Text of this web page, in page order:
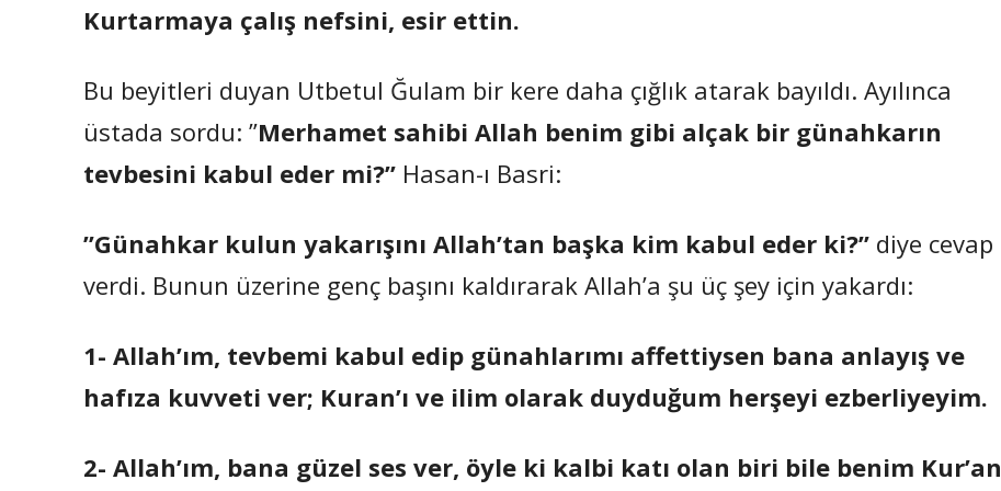
Kurtarmaya çalış nefsini, esir ettin.
Bu beyitleri duyan Utbetul Ğulam bir kere daha çığlık atarak bayıldı. Ayılınca
üstada sordu: ”Merhamet sahibi Allah benim gibi alçak bir günahkarın
tevbesini kabul eder mi?” Hasan-ı Basri:
”Günahkar kulun yakarışını Allah’tan başka kim kabul eder ki?” diye cevap
verdi. Bunun üzerine genç başını kaldırarak Allah’a şu üç şey için yakardı:
1- Allah’ım, tevbemi kabul edip günahlarımı affettiysen bana anlayış ve
hafıza kuvveti ver; Kuran’ı ve ilim olarak duyduğum herşeyi ezberliyeyim.
2- Allah’ım, bana güzel ses ver, öyle ki kalbi katı olan biri bile benim Kur’an